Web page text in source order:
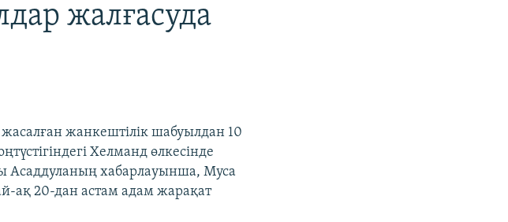
жалғасуда
жанкештілік шабуылдан 10
Хелманд өлкесінде
хабарлауынша, Муса
ақ 20-дан астам адам жарақат